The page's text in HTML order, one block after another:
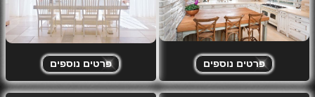
פרטים נוספים פרטים נוספים